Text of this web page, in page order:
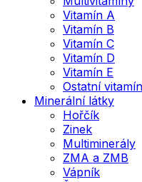
Vitamín A
Vitamín B
Vitamín C
Vitamín D
Vitamín E
Ostatní
Minerální látky
Hořčík
Zinek
Multiminerály
ZMA a ZMB
Vápník